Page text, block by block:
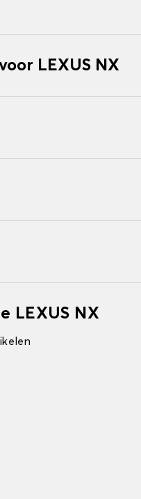
LEXUS NX
LEXUS NX